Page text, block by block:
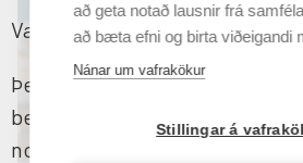
að geta notað lausnir frá
að bæta efni og birta viðeigandi
Nánar um vafrakökur
Stillingar á
Vafrakökustefna
Þessi vefsíða notar vafrakökur
besta upplifun fyrir notendur.
notkun þinni á síðunni